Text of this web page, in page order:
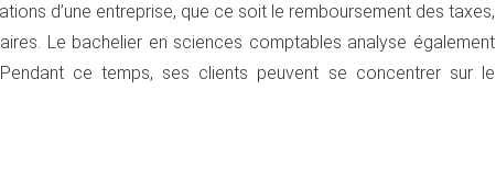
d’une entreprise, que ce soit le remboursement des taxes,
Le bachelier en sciences comptables analyse également
ce temps, ses clients peuvent se concentrer sur le